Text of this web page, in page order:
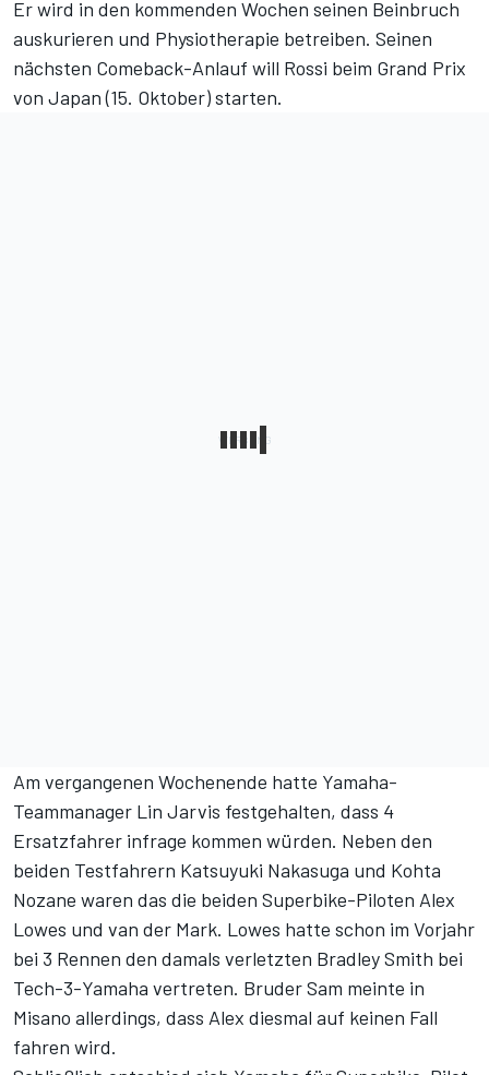
Er wird in den kommenden Wochen seinen Beinbruch
auskurieren und Physiotherapie betreiben. Seinen
nächsten Comeback-Anlauf will Rossi beim Grand Prix
von Japan (15. Oktober) starten.
Am vergangenen Wochenende hatte Yamaha-
Teammanager Lin Jarvis festgehalten, dass 4
Ersatzfahrer infrage kommen würden. Neben den
beiden Testfahrern Katsuyuki Nakasuga und Kohta
Nozane waren das die beiden Superbike-Piloten Alex
Lowes und van der Mark. Lowes hatte schon im Vorjahr
bei 3 Rennen den damals verletzten Bradley Smith bei
Tech-3-Yamaha vertreten. Bruder Sam meinte in
Misano allerdings, dass Alex diesmal auf keinen Fall
fahren wird.